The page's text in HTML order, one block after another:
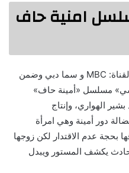
امنية حاف
مسلسل «أمينة حاف» يعرض على القناة: MBC و سما دبي وضمن
سي» مسلسل «أمينة حاف»
الهواري، وإنتاج
دور أمينة وهي امرأة
عدم الاقتدار لكن زوجها
يكشف المستور ويبدل